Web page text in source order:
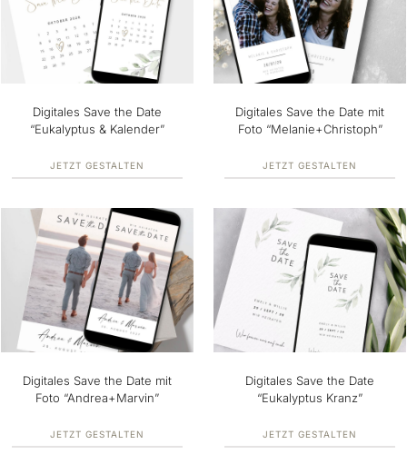
Digitales Save the Date
“Eukalyptus & Kalender”
JETZT GESTALTEN
Digitales Save the Date mit
Foto “Melanie+Christoph”
JETZT GESTALTEN
Digitales Save the Date mit
Foto “Andrea+Marvin”
JETZT GESTALTEN
Digitales Save the Date
“Eukalyptus Kranz”
JETZT GESTALTEN